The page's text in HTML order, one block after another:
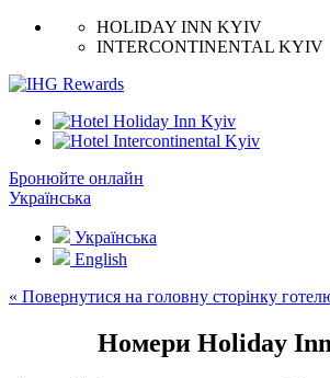
HOLIDAY INN KYIV
INTERCONTINENTAL KYIV
Бронюйте онлайн
Українська
Українська
English
« Повернутися на головну сторінку
Номери Holiday